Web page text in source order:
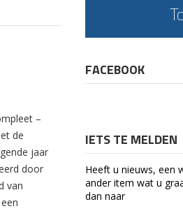
–
de
jaar
door
van
FACEBOOK
IETS TE MELDEN
Heeft u nieuws, een
ander item wat u
dan naar